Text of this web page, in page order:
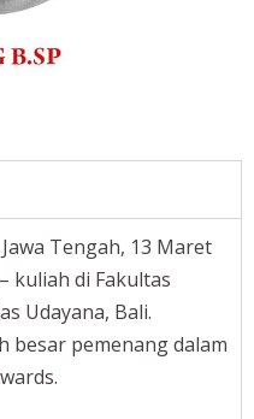
Tengah, 13 Maret
kuliah di Fakultas
Udayana, Bali.
besar pemenang dalam